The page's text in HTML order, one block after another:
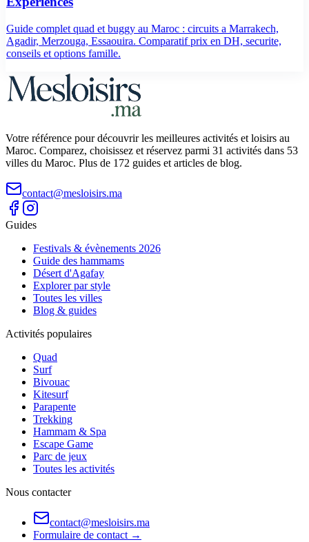
Guide complet quad et buggy au Maroc : circuits a Marrakech,
Agadir, Merzouga, Essaouira. Comparatif prix en DH, securite,
conseils et options famille.
Votre référence pour découvrir les meilleures activités et loisirs au
Maroc. Comparez, choisissez et réservez parmi 31 activités dans 53
villes du Maroc. Plus de 172 guides et articles de blog.
contact@mesloisirs.ma
Guides
Festivals & évènements 2026
Guide des hammams
Désert d'Agafay
Explorer par style
Toutes les villes
Blog & guides
Activités populaires
Quad
Surf
Bivouac
Kitesurf
Parapente
Trekking
Hammam & Spa
Escape Game
Parc de jeux
Toutes les activités
Nous contacter
contact@mesloisirs.ma
Formulaire de contact →